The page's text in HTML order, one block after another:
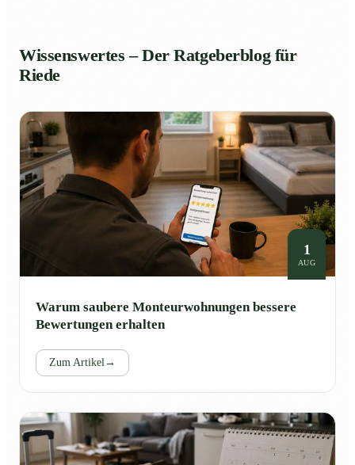
Wissenswertes – Der Ratgeberblog für
Riede
1
AUG
Warum saubere Monteurwohnungen bessere
Bewertungen erhalten
Zum Artikel→